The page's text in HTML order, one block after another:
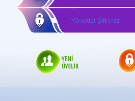
YENİ
ÜYELİK